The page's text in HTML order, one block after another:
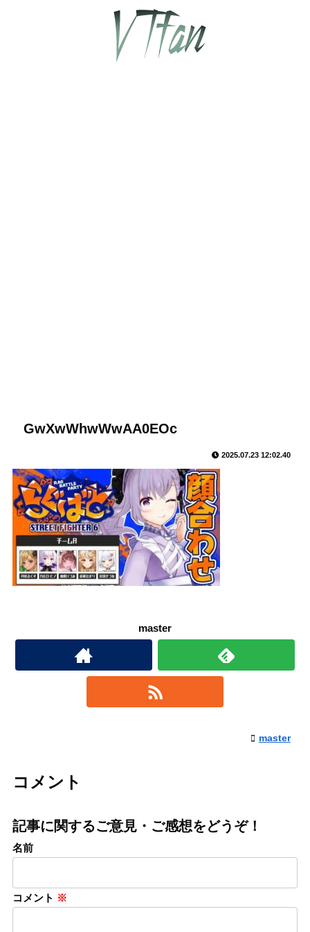
GwXwWhwWwAA0EOc
2025.07.23 12:02.40
master
master
コメント
記事に関するご意見・ご感想をどうぞ！
名前
コメント ※